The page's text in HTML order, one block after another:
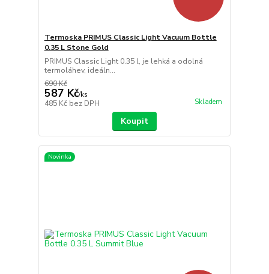
Termoska PRIMUS Classic Light Vacuum Bottle
0.35 L Stone Gold
PRIMUS Classic Light 0.35 l, je lehká a odolná
termoláhev, ideáln...
690 Kč
587 Kč/ks
485 Kč bez DPH Skladem
Koupit
Novinka